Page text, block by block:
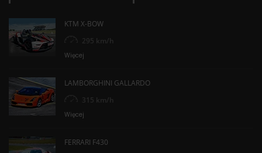
KTM X-BOW
295 km/h
Więcej
LAMBORGHINI GALLARDO
315 km/h
Więcej
FERRARI F430